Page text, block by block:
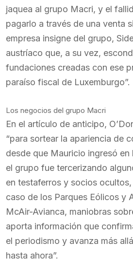
jaquea al grupo Macri, y el
pagarlo a través de una venta
empresa insigne del grupo,
austríaco que, a su vez,
fundaciones creadas con ese
paraíso fiscal de Luxemburgo”.
Los negocios del grupo Macri
En el artículo de anticipo,
“para sortear la apariencia de
desde que Mauricio ingresó
el grupo fue tercerizando
en testaferros y socios
caso de los Parques Eólicos y
McAir-Avianca, maniobras
aporta información que
el periodismo y avanza más
hasta ahora”.